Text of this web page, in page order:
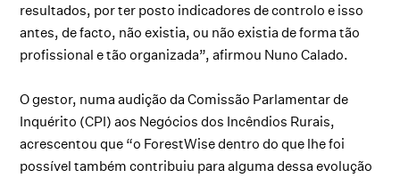
resultados, por ter posto indicadores de controlo e isso
antes, de facto, não existia, ou não existia de forma tão
profissional e tão organizada”, afirmou Nuno Calado.
O gestor, numa audição da Comissão Parlamentar de
Inquérito (CPI) aos Negócios dos Incêndios Rurais,
acrescentou que “o ForestWise dentro do que lhe foi
possível também contribuiu para alguma dessa evolução